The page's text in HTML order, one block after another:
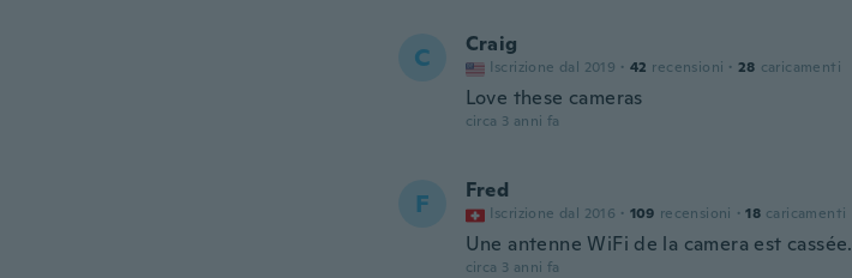
C Craig
Iscrizione dal 2019 · 42 recensioni · 28 caricamenti
Love these cameras
circa 3 anni fa
F Fred
Iscrizione dal 2016 · 109 recensioni · 18 caricamenti
Une antenne WiFi de la camera est cassée.
circa 3 anni fa